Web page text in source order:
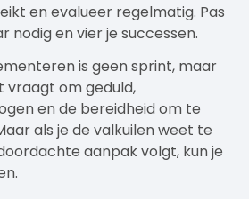
en evalueer regelmatig. Pas
nodig en vier je successen.
is geen sprint, maar
vraagt om geduld,
en de bereidheid om te
als je de valkuilen weet te
aanpak volgt, kun je